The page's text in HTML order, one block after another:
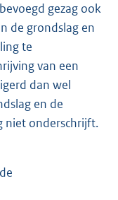
gezag ook
de grondslag en
te
van een
dan wel
en de
niet onderschrijft.